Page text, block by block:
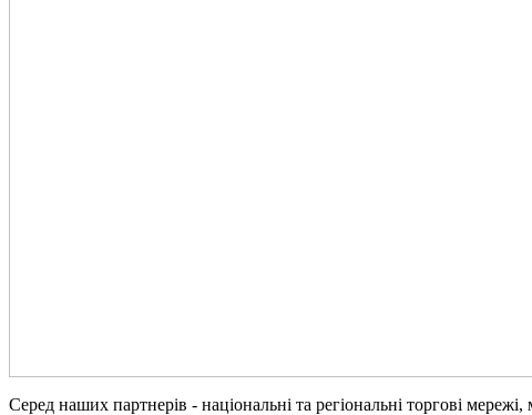
Серед наших партнерів - національні та регіональні торгові